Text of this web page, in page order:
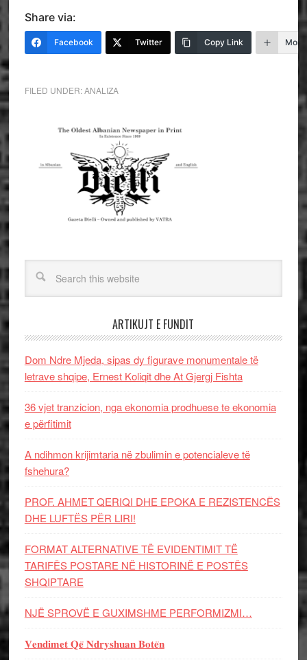
Share via:
Facebook Twitter Copy Link More
FILED UNDER:ANALIZA
ARTIKUJT E FUNDIT
Dom Ndre Mjeda, sipas dy figurave monumentale të
letrave shqipe, Ernest Koliqit dhe At Gjergj Fishta
36 vjet tranzicion, nga ekonomia prodhuese te ekonomia
e përfitimit
A ndihmon krijimtaria në zbulimin e potencialeve të
fshehura?
PROF. AHMET QERIQI DHE EPOKA E REZISTENCЁS
DHE LUFTЁS PЁR LIRI!
FORMAT ALTERNATIVE TË EVIDENTIMIT TË
TARIFËS POSTARE NË HISTORINË E POSTËS
SHQIPTARE
NJË SPROVË E GUXIMSHME PERFORMIZMI…
𝐕𝐞𝐧𝐝𝐢𝐦𝐞𝐭 𝐐𝐞̈ 𝐍𝐝𝐫𝐲𝐬𝐡𝐮𝐚𝐧 𝐁𝐨𝐭𝐞̈𝐧